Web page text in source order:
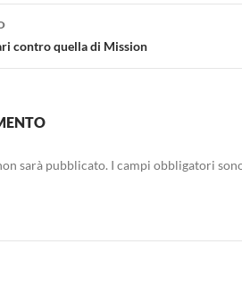
contro quella di Mission
sarà pubblicato. I campi obbligatori